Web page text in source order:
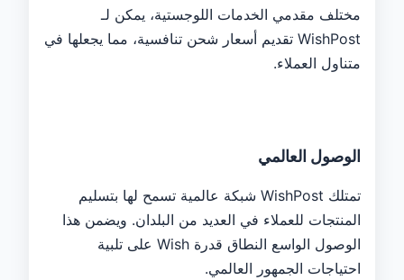
مختلف مقدمي الخدمات اللوجستية، يمكن لـ
WishPost تقديم أسعار شحن تنافسية، مما يجعلها في
متناول العملاء.
الوصول العالمي
تمتلك WishPost شبكة عالمية تسمح لها بتسليم
المنتجات للعملاء في العديد من البلدان. ويضمن هذا
الوصول الواسع النطاق قدرة Wish على تلبية
احتياجات الجمهور العالمي.